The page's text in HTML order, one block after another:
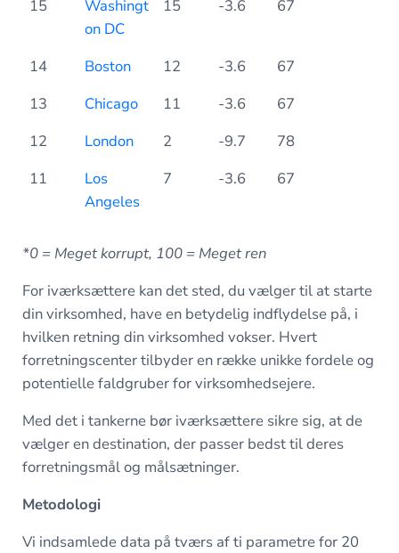
15
Washingt
on DC
15 -3.6 67
14 Boston 12 -3.6
67
13
Chicago 11 -3.6
67
12
London 2 -9.7
78
11
Los
Angeles
7 -3.6 67
*0 = Meget korrupt, 100 = Meget ren
For iværksættere kan det sted, du vælger til at starte
din virksomhed, have en betydelig indflydelse på, i
hvilken retning din virksomhed vokser. Hvert
forretningscenter tilbyder en række unikke fordele og
potentielle faldgruber for virksomhedsejere.
Med det i tankerne bør iværksættere sikre sig, at de
vælger en destination, der passer bedst til deres
forretningsmål og målsætninger.
Metodologi
Vi indsamlede data på tværs af ti parametre for 20